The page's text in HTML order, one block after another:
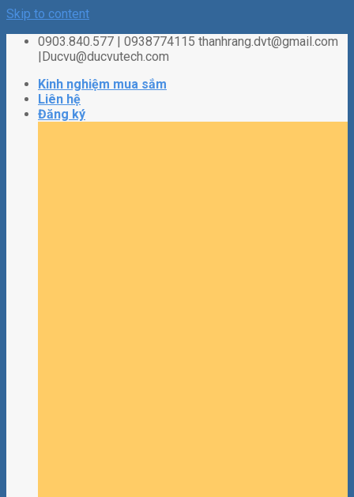
Skip to content
0903.840.577 | 0938774115 thanhrang.dvt@gmail.com
|Ducvu@ducvutech.com
Kinh nghiệm mua sắm
Liên hệ
Đăng ký